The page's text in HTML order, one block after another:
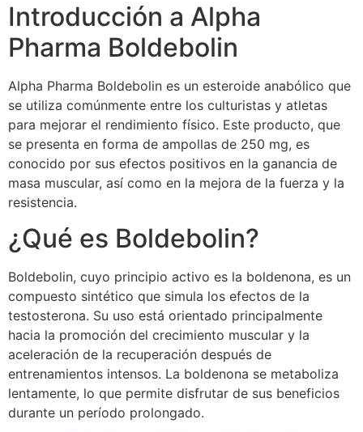
Introducción a Alpha
Pharma Boldebolin
Alpha Pharma Boldebolin es un esteroide anabólico que
se utiliza comúnmente entre los culturistas y atletas
para mejorar el rendimiento físico. Este producto, que
se presenta en forma de ampollas de 250 mg, es
conocido por sus efectos positivos en la ganancia de
masa muscular, así como en la mejora de la fuerza y la
resistencia.
¿Qué es Boldebolin?
Boldebolin, cuyo principio activo es la boldenona, es un
compuesto sintético que simula los efectos de la
testosterona. Su uso está orientado principalmente
hacia la promoción del crecimiento muscular y la
aceleración de la recuperación después de
entrenamientos intensos. La boldenona se metaboliza
lentamente, lo que permite disfrutar de sus beneficios
durante un período prolongado.